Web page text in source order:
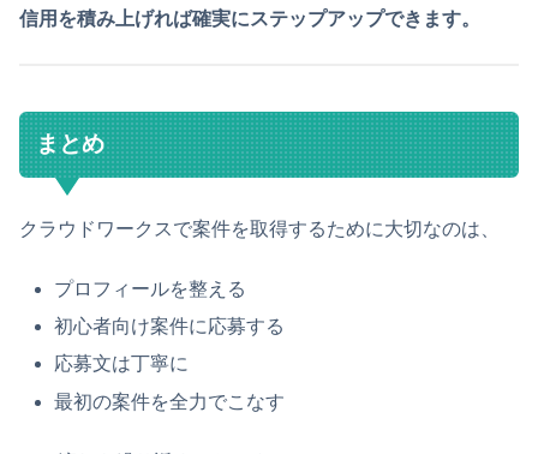
信用を積み上げれば確実にステップアップできます。
まとめ
クラウドワークスで案件を取得するために大切なのは、
プロフィールを整える
初心者向け案件に応募する
応募文は丁寧に
最初の案件を全力でこなす